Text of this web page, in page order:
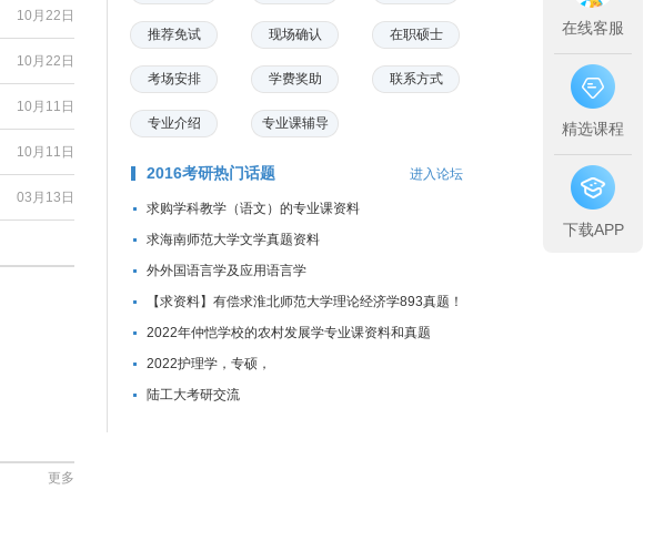
10月22日
10月22日
10月11日
10月11日
03月13日
更多
推荐免试 现场确认 在职硕士
考场安排 学费奖助 联系方式
专业介绍 专业课辅导
2016考研热门话题 进入论坛
求购学科教学（语文）的专业课资料
求海南师范大学文学真题资料
外外国语言学及应用语言学
【求资料】有偿求淮北师范大学理论经济学893真题！
2022年仲恺学校的农村发展学专业课资料和真题
2022护理学，专硕，
陆工大考研交流
在线客服
精选课程
下载APP